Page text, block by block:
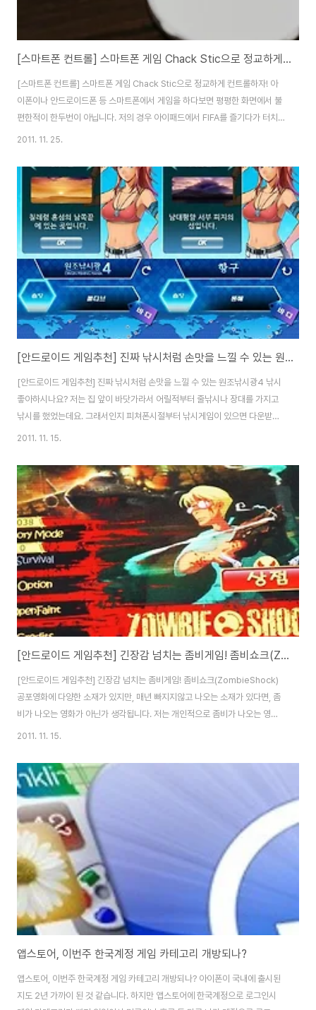
[스마트폰 컨트롤] 스마트폰 게임 Chack Stic으로 정교하게 컨트롤하자!
[스마트폰 컨트롤] 스마트폰 게임 Chack Stic으로 정교하게 컨트롤하자! 아
이폰이나 안드로이드폰 등 스마트폰에서 게임을 하다보면 평평한 화면에서 불
편한적이 한두번이 아닙니다. 저의 경우 아이패드에서 FIFA를 즐기다가 터치
조이스틱이 불편했었는데요. Chack Stic은 아이폰이나 아이패드, 갤럭시S2
작되어 있는 필름스타일 제품으로 액정에 붙여 버튼 느낌을 주어 손가락의 감
각이 실감나게 느끼도록 해줍니다. Chack Stic은 약 5천원 정도에 구매할 수
있는데요. 구성품은 실리콘 재질의 4방향 십자키 2개, 버튼 8개, 이어폰 덮개,
Chack Stic 휴대용 보관함, 휴대폰 연결선으로 구성되어 있습니다. 휴대용 보
관함에 C..
2011. 11. 25.
[안드로이드 게임추천] 진짜 낚시처럼 손맛을 느낄 수 있는 원조낚시광4
[안드로이드 게임추천] 진짜 낚시처럼 손맛을 느낄 수 있는 원조낚시광4 낚시
좋아하시나요? 저는 집 앞이 바닷가라서 어릴적부터 줄낚시나 장대를 가지고
낚시를 했었는데요. 그래서인지 피쳐폰시절부터 낚시게임이 있으면 다운받아
서 즐기곤 했었습니다. 이번에 소개해드릴 안드로이드 게임은 피쳐폰 시절부터
인 만큼 앞선 1, 2, 3 버전에 비해 더욱 커진 스케일과 화려하고 뛰어난 그래픽
이 일품인데요. 단순히 눈에 보이는 것 뿐만 아니라 기존 시리즈의 뛰어넘는 조
작감과 퀘스트, 코스튬이 업그레이드되었습니다. 원조낚시광4는 티스토어에
서 5천원에 다운받을 수 있었습니다. 메뉴는 게임시작, 도감열람, 게임설명, 환
경설정, 이벤트 5개의 메뉴로 구성되어..
2011. 11. 15.
[안드로이드 게임추천] 긴장감 넘치는 좀비게임! 좀비쇼크(ZombieShock)
[안드로이드 게임추천] 긴장감 넘치는 좀비게임! 좀비쇼크(ZombieShock)
공포영화에 다양한 소재가 있지만, 매년 빠지지않고 나오는 소재가 있다면, 좀
비가 나오는 영화가 아닌가 생각됩니다. 저는 개인적으로 좀비가 나오는 영화
를 좋아하지 않지만, 제 친구 중에 좀비 영화에 환장(?)한 친구가 있어서 가끔
고해서 다운받아 봤습니다. 이번에 소개해드릴 게임은 좀비쇼크라는 게임인데
요. 게임의 구성이며 스토리, 생동감 있는 사운드와 게임전개 방법 등이 재미와
긴장감을 주기에 충분한 게임인것 같습니다. 좀비쇼크는 SK텔레콤의 어플마
켓인 티스토어를 통해 무료로 다운받을 수 있습니다. 단, 무료로 게임을 즐길 경
우에는 풀스토리를 즐길 수 없..
2011. 11. 15.
앱스토어, 이번주 한국계정 게임 카테고리 개방되나?
앱스토어, 이번주 한국계정 게임 카테고리 개방되나? 아이폰이 국내에 출시된
지도 2년 가까이 된 것 같습니다. 하지만 앱스토어에 한국계정으로 로그인시